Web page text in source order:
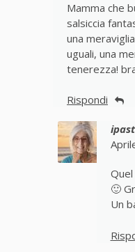
Mamma che
salsiccia
una
uguali, una
tenerezza!
Rispondi
🙂
Un